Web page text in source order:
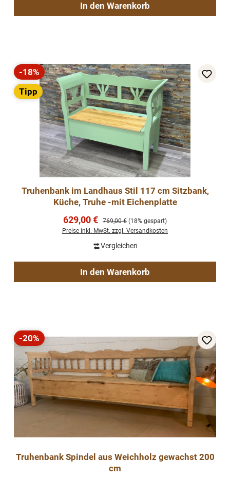
In den Warenkorb
Rabatt
-18%
Tipp
Truhenbank im Landhaus Stil 117 cm Sitzbank,
Küche, Truhe -mit Eichenplatte
Verkaufspreis:
629,00 € Regulärer Preis:
769,00 € (18% gespart)
Preise inkl. MwSt. zzgl. Versandkosten
Vergleichen
In den Warenkorb
Rabatt
-20%
Truhenbank Spindel aus Weichholz gewachst 200
cm